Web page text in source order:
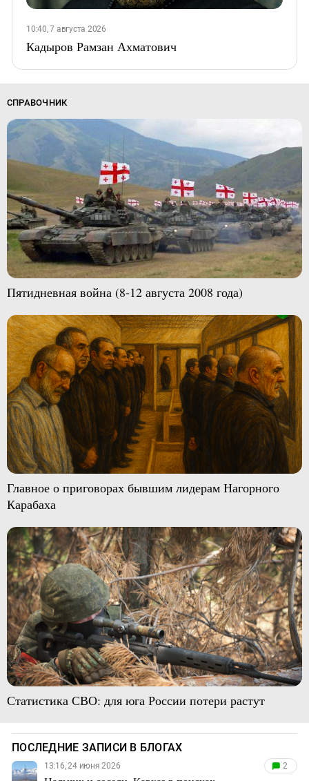
10:40, 7 августа 2026
Кадыров Рамзан Ахматович
СПРАВОЧНИК
Пятидневная война (8-12 августа 2008 года)
Главное о приговорах бывшим лидерам Нагорного
Карабаха
Статистика СВО: для юга России потери растут
ПОСЛЕДНИЕ ЗАПИСИ В БЛОГАХ
13:16, 24 июня 2026 2